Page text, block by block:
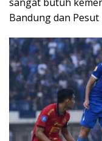
sangat butuh
Bandung dan Pesut